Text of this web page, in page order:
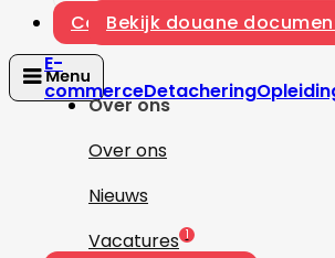
ContactBekijk douane
E-
commerceDetachering
Over ons
Over ons
Nieuws
Vacatures 1